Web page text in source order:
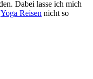
Dabei lasse ich mich
Yoga Reisen nicht so